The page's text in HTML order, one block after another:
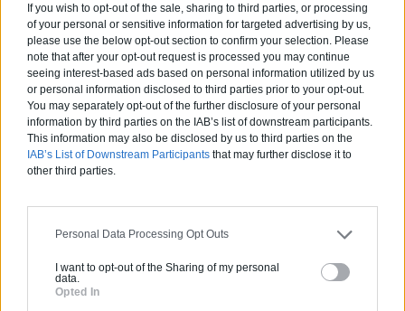
If you wish to opt-out of the sale, sharing to third parties, or processing
of your personal or sensitive information for targeted advertising by us,
please use the below opt-out section to confirm your selection. Please
note that after your opt-out request is processed you may continue
seeing interest-based ads based on personal information utilized by us
or personal information disclosed to third parties prior to your opt-out.
You may separately opt-out of the further disclosure of your personal
information by third parties on the IAB’s list of downstream participants.
This information may also be disclosed by us to third parties on the
IAB’s List of Downstream Participants that may further disclose it to
other third parties.
Personal Data Processing Opt Outs
I want to opt-out of the Sharing of my personal
data.
Opted In
La rédaction.
Vous souhaitez une estimation